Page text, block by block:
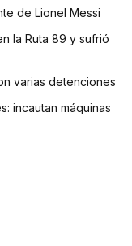
de Lionel Messi
la Ruta 89 y sufrió
varias detenciones
incautan máquinas